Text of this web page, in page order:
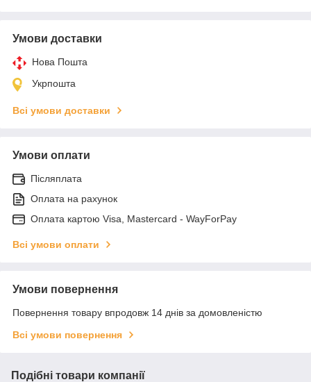
Умови доставки
Нова Пошта
Укрпошта
Всі умови доставки
Умови оплати
Післяплата
Оплата на рахунок
Оплата картою Visa, Mastercard - WayForPay
Всі умови оплати
Умови повернення
Повернення товару впродовж 14 днів за домовленістю
Всі умови повернення
Подібні товари компанії